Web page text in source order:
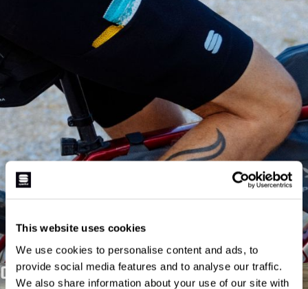
This website uses cookies
We use cookies to personalise content and ads, to
provide social media features and to analyse our traffic.
We also share information about your use of our site with
CLASSIC BIBSHORT